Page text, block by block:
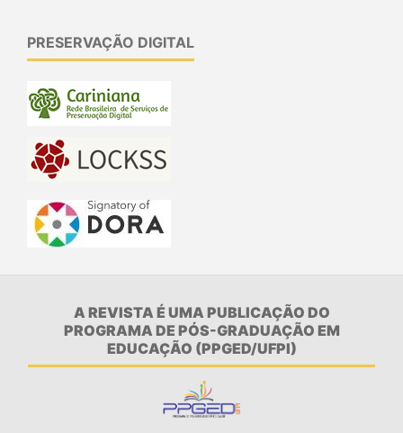
PRESERVAÇÃO DIGITAL
A REVISTA É UMA PUBLICAÇÃO DO
PROGRAMA DE PÓS-GRADUAÇÃO EM
EDUCAÇÃO (PPGED/UFPI)